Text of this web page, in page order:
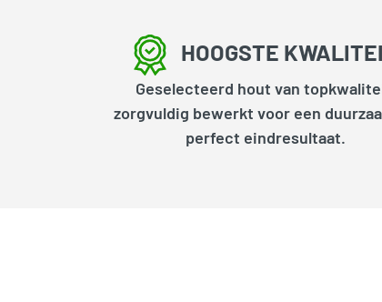
HOOGSTE
Geselecteerd hout van
zorgvuldig bewerkt voor een
perfect eindresultaat.